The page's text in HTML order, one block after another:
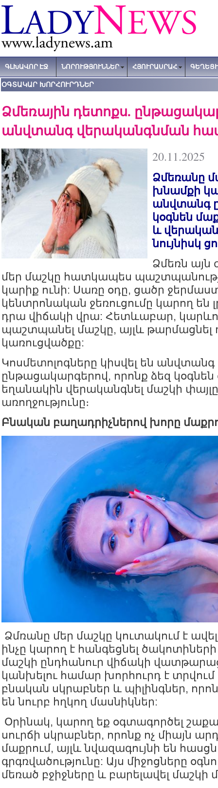
ԳԼԽԱՎՈՐ ԷՋ ՆՈՐՈՒԹՅՈՒՆՆԵՐ ՀՅՈՒՐԱՍՐԱՀ
ՕԳՏԱԿԱՐ ԽՈՐՀՈՒՐԴՆԵՐ
Ձմեռային դետոքս.
անվտանգ վերականգնման
20.11.2025
Ձմեռանը
խնամքի
անվտանգ
կօգնեն
և
նույնիսկ
Ձմեռն այն
մեր մաշկը հատկապես
կարիք ունի: Սառը օդը, ցածր
կենտրոնական ջեռուցումը կարող են
դրա վիճակի վրա: Հետևաբար,
պաշտպանել մաշկը, այլև թարմացնել
կառուցվածքը:
Կոսմետոլոգները կիսվել են
ընթացակարգերով, որոնք ձեզ կօգնեն
եղանակին վերականգնել մաշկի
առողջությունը։
Բնական բաղադրիչներով խորը
Ձմռանը մեր մաշկը կուտակում է
ինչը կարող է հանգեցնել
մաշկի ընդհանուր վիճակի
կանխելու համար խորհուրդ է տրվում
բնական սկրաբներ և պիլինգներ,
են նուրբ հղկող մասնիկներ:
Օրինակ, կարող եք օգտագործել
սուրճի սկրաբներ, որոնք ոչ միայն
մաքրում, այլև նվազագույնի են
գրգռվածությունը: Այս միջոցները
մեռած բջիջները և բարելավել մաշկի